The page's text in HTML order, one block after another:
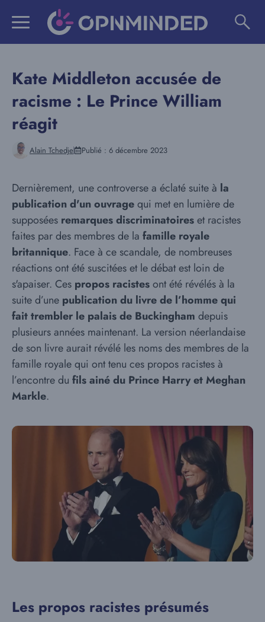
Kate Middleton accusée de
racisme : Le Prince William
réagit
Alain Tchedje Publié : 6 décembre 2023
Dernièrement, une controverse a éclaté suite à la
publication d'un ouvragequi met en lumière de
supposées remarques discriminatoireset racistes
faites par des membres de la famille royale
britannique. Face à ce scandale, de nombreuses
réactions ont été suscitées et le débat est loin de
s'apaiser. Ces propos racistesont été révélés à la
suite d’une publication du livre de l’homme qui
fait trembler le palais de Buckingham depuis
plusieurs années maintenant. La version néerlandaise
de son livre aurait révélé les noms des membres de la
famille royale qui ont tenu ces propos racistes à
l’encontre du fils ainé du Prince Harry et Meghan
Markle.
Les propos racistes présumés